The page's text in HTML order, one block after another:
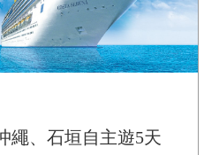
繩、石垣自主遊5天